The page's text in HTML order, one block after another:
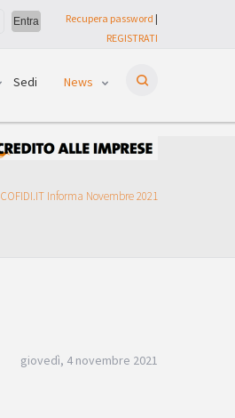
Recupera password |
REGISTRATI
Sedi News
COFIDI.IT Informa Novembre 2021
giovedì, 4 novembre 2021